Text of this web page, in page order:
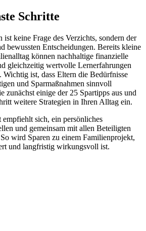
Schritte
keine Frage des Verzichts, sondern der
bewussten Entscheidungen. Bereits kleine
können nachhaltige finanzielle
gleichzeitig wertvolle Lernerfahrungen
ist, dass Eltern die Bedürfnisse
und Sparmaßnahmen sinnvoll
zunächst einige der 25 Spartipps aus und
weitere Strategien in Ihren Alltag ein.
empfiehlt sich, ein persönliches
und gemeinsam mit allen Beteiligten
wird Sparen zu einem Familienprojekt,
und langfristig wirkungsvoll ist.